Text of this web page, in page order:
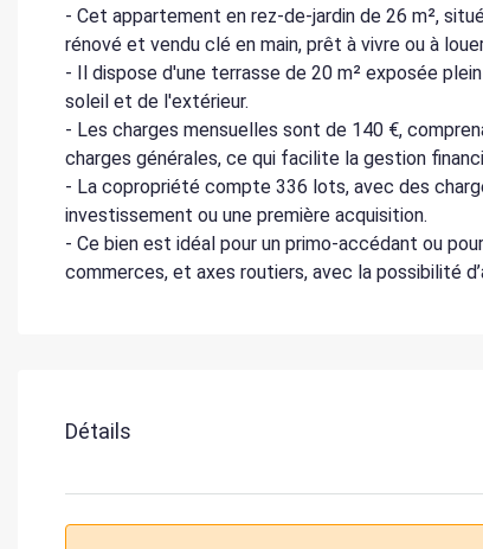
- Cet appartement en rez-de-jardin de 26 m²,
rénové et vendu clé en main, prêt à vivre ou à
- Il dispose d'une terrasse de 20 m² exposée
soleil et de l'extérieur.
- Les charges mensuelles sont de 140 €,
charges générales, ce qui facilite la gestion
- La copropriété compte 336 lots, avec des
investissement ou une première acquisition.
- Ce bien est idéal pour un primo-accédant ou
commerces, et axes routiers, avec la possibilité
Détails